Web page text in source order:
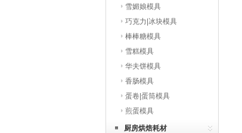
雪媚娘模具
巧克力|冰块模具
棒棒糖模具
雪糕模具
华夫饼模具
香肠模具
蛋卷|蛋筒模具
煎蛋模具
厨房烘焙耗材